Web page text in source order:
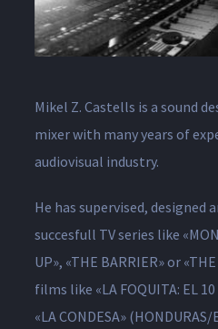
Mikel Z. Castells is a sound
mixer with many years of
audiovisual industry.
He has supervised, designed
succesfull TV series like
UP», «THE BARRIER» or
films like «LA FOQUITA: EL 10
«LA CONDESA» (HONDURAS/